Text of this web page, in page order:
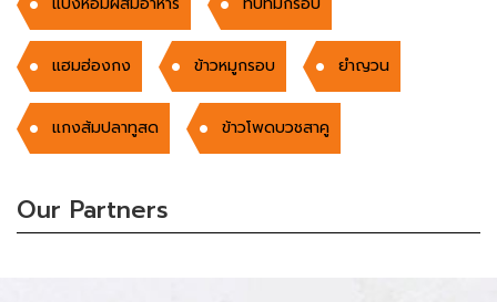
แฮมฮ่องกง ข้าวหมูกรอบ ยำญวน
แกงส้มปลาทูสด ข้าวโพดบวชสาคู
Our Partners